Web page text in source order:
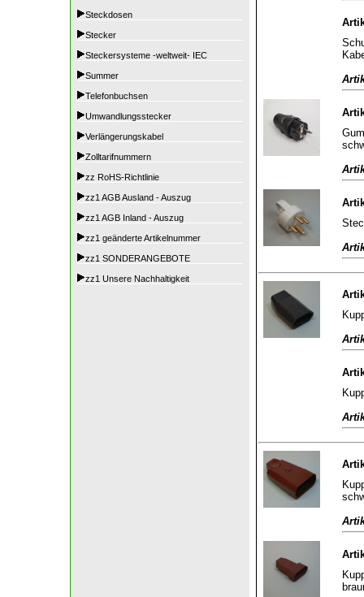
Steckdosen
Stecker
Steckersysteme -weltweit- IEC
Summer
Telefonbuchsen
Umwandlungsstecker
Verlängerungskabel
Zolltarifnummern
zz RoHS-Richtlinie
zz1 AGB Ausland - Auszug
zz1 AGB Inland - Auszug
zz1 geänderte Artikelnummer
zz1 SONDERANGEBOTE
zz1 Unsere Nachhaltigkeit